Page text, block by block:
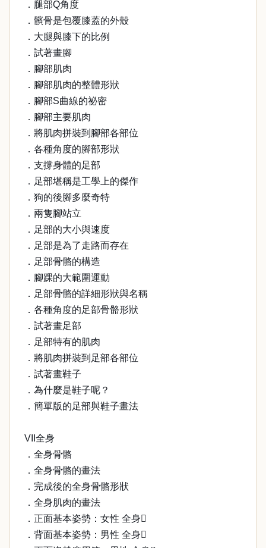
．腿部Q角度
．髕骨是包覆膝蓋的外殼
．大腿與膝下的比例
．試著畫腳
．腳部肌肉
．腳部肌肉的整體形狀
．腳部S曲線的祕密
．腳部主要肌肉
．將肌肉拼裝到腳部各部位
．各種角度的腳部形狀
．支撐身體的足部
．足部堪稱是工學上的傑作
．狗的後腳多麼奇特
．兩隻腳站立
．足部的大小與速度
．足部是為了走路而存在
．足部骨骼的構造
．腳踝的大範圍運動
．足部骨骼的詳細形狀與名稱
．各種角度的足部骨骼形狀
．試著畫足部
．足部特有的肌肉
．將肌肉拼裝到足部各部位
．試著畫鞋子
．為什麼是鞋子呢？
．簡單版的足部與鞋子畫法
VII全身
．全身骨骼
．全身骨骼的畫法
．完成後的全身骨骼形狀
．全身肌肉的畫法
．正面基本姿勢：女性 全身
．背面基本姿勢：男性 全身